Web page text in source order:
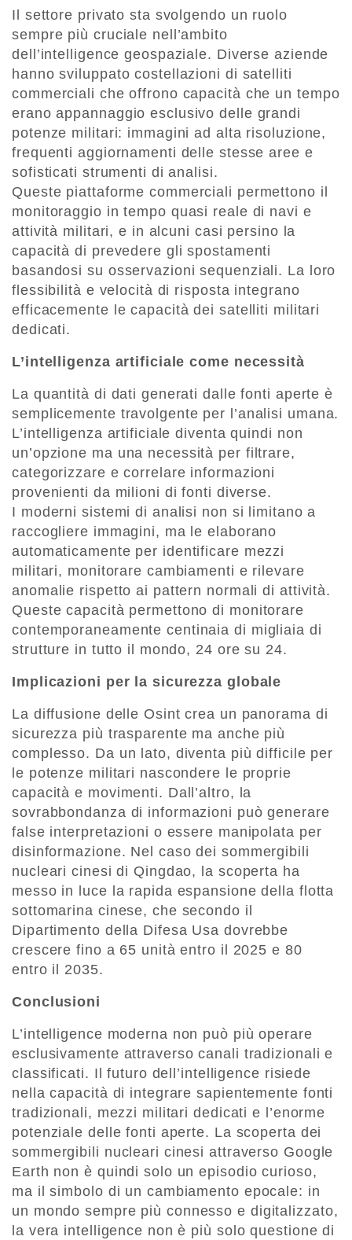
Il settore privato sta svolgendo un ruolo
sempre più cruciale nell’ambito
dell’intelligence geospaziale. Diverse aziende
hanno sviluppato costellazioni di satelliti
commerciali che offrono capacità che un tempo
erano appannaggio esclusivo delle grandi
potenze militari: immagini ad alta risoluzione,
frequenti aggiornamenti delle stesse aree e
sofisticati strumenti di analisi.
Queste piattaforme commerciali permettono il
monitoraggio in tempo quasi reale di navi e
attività militari, e in alcuni casi persino la
capacità di prevedere gli spostamenti
basandosi su osservazioni sequenziali. La loro
flessibilità e velocità di risposta integrano
efficacemente le capacità dei satelliti militari
dedicati.
L’intelligenza artificiale come necessità
La quantità di dati generati dalle fonti aperte è
semplicemente travolgente per l’analisi umana.
L’intelligenza artificiale diventa quindi non
un’opzione ma una necessità per filtrare,
categorizzare e correlare informazioni
provenienti da milioni di fonti diverse.
I moderni sistemi di analisi non si limitano a
raccogliere immagini, ma le elaborano
automaticamente per identificare mezzi
militari, monitorare cambiamenti e rilevare
anomalie rispetto ai pattern normali di attività.
Queste capacità permettono di monitorare
contemporaneamente centinaia di migliaia di
strutture in tutto il mondo, 24 ore su 24.
Implicazioni per la sicurezza globale
La diffusione delle Osint crea un panorama di
sicurezza più trasparente ma anche più
complesso. Da un lato, diventa più difficile per
le potenze militari nascondere le proprie
capacità e movimenti. Dall’altro, la
sovrabbondanza di informazioni può generare
false interpretazioni o essere manipolata per
disinformazione. Nel caso dei sommergibili
nucleari cinesi di Qingdao, la scoperta ha
messo in luce la rapida espansione della flotta
sottomarina cinese, che secondo il
Dipartimento della Difesa Usa dovrebbe
crescere fino a 65 unità entro il 2025 e 80
entro il 2035.
Conclusioni
L’intelligence moderna non può più operare
esclusivamente attraverso canali tradizionali e
classificati. Il futuro dell’intelligence risiede
nella capacità di integrare sapientemente fonti
tradizionali, mezzi militari dedicati e l’enorme
potenziale delle fonti aperte. La scoperta dei
sommergibili nucleari cinesi attraverso Google
Earth non è quindi solo un episodio curioso,
ma il simbolo di un cambiamento epocale: in
un mondo sempre più connesso e digitalizzato,
la vera intelligence non è più solo questione di